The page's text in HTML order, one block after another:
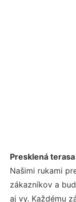
Presklená
Našimi rukami
zákazníkov a
aj vy. Každému